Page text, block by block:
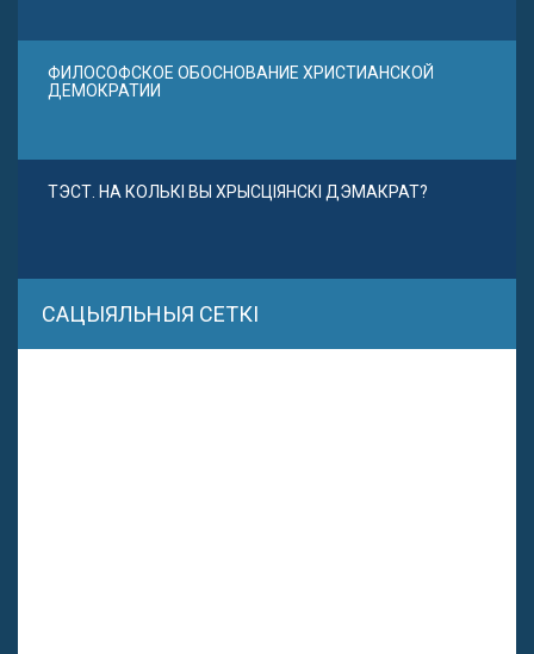
ФИЛОСОФСКОЕ ОБОСНОВАНИЕ ХРИСТИАНСКОЙ
ДЕМОКРАТИИ
ТЭСТ. НА КОЛЬКІ ВЫ ХРЫСЦІЯНСКІ ДЭМАКРАТ?
САЦЫЯЛЬНЫЯ СЕТКІ